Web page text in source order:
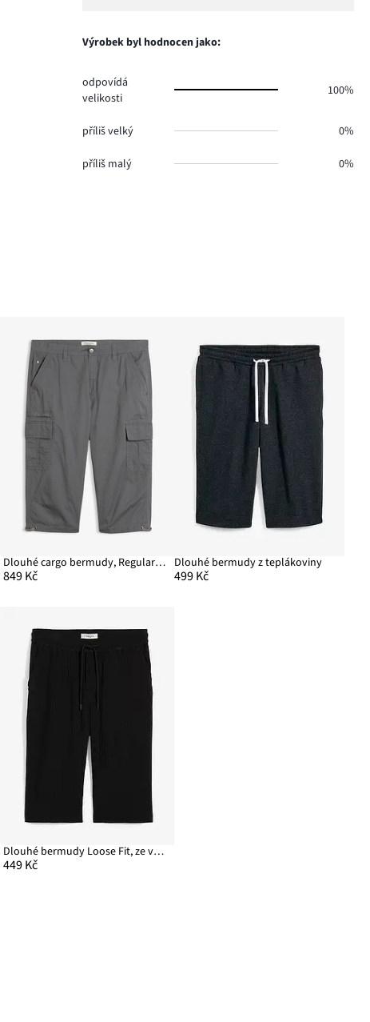
Výrobek byl hodnocen jako:
odpovídá
velikosti
100%
příliš velký 0%
příliš malý 0%
Dlouhé cargo bermudy, Regular Fit, z čisté bavlny
849 Kč
Dlouhé bermudy z teplákoviny
499 Kč
Dlouhé bermudy Loose Fit, ze vzdušného mušelínu
449 Kč